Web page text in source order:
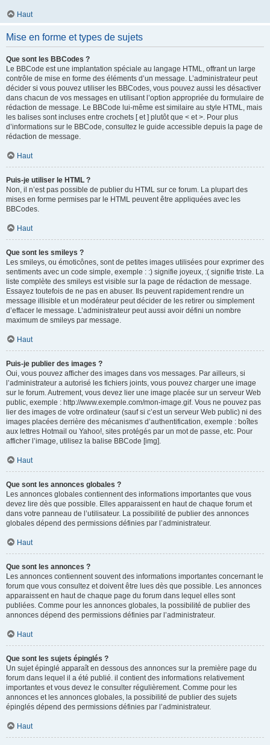
Haut
Mise en forme et types de sujets
Que sont les BBCodes ?
Le BBCode est une implantation spéciale au langage HTML, offrant un large
contrôle de mise en forme des éléments d’un message. L’administrateur peut
décider si vous pouvez utiliser les BBCodes, vous pouvez aussi les désactiver
dans chacun de vos messages en utilisant l’option appropriée du formulaire de
rédaction de message. Le BBCode lui-même est similaire au style HTML, mais
les balises sont incluses entre crochets [ et ] plutôt que < et >. Pour plus
d’informations sur le BBCode, consultez le guide accessible depuis la page de
rédaction de message.
Haut
Puis-je utiliser le HTML ?
Non, il n’est pas possible de publier du HTML sur ce forum. La plupart des
mises en forme permises par le HTML peuvent être appliquées avec les
BBCodes.
Haut
Que sont les smileys ?
Les smileys, ou émoticônes, sont de petites images utilisées pour exprimer des
sentiments avec un code simple, exemple : :) signifie joyeux, :( signifie triste. La
liste complète des smileys est visible sur la page de rédaction de message.
Essayez toutefois de ne pas en abuser. Ils peuvent rapidement rendre un
message illisible et un modérateur peut décider de les retirer ou simplement
d’effacer le message. L’administrateur peut aussi avoir défini un nombre
maximum de smileys par message.
Haut
Puis-je publier des images ?
Oui, vous pouvez afficher des images dans vos messages. Par ailleurs, si
l’administrateur a autorisé les fichiers joints, vous pouvez charger une image
sur le forum. Autrement, vous devez lier une image placée sur un serveur Web
public, exemple : http://www.exemple.com/mon-image.gif. Vous ne pouvez pas
lier des images de votre ordinateur (sauf si c’est un serveur Web public) ni des
images placées derrière des mécanismes d’authentification, exemple : boîtes
aux lettres Hotmail ou Yahoo!, sites protégés par un mot de passe, etc. Pour
afficher l’image, utilisez la balise BBCode [img].
Haut
Que sont les annonces globales ?
Les annonces globales contiennent des informations importantes que vous
devez lire dès que possible. Elles apparaissent en haut de chaque forum et
dans votre panneau de l’utilisateur. La possibilité de publier des annonces
globales dépend des permissions définies par l’administrateur.
Haut
Que sont les annonces ?
Les annonces contiennent souvent des informations importantes concernant le
forum que vous consultez et doivent être lues dès que possible. Les annonces
apparaissent en haut de chaque page du forum dans lequel elles sont
publiées. Comme pour les annonces globales, la possibilité de publier des
annonces dépend des permissions définies par l’administrateur.
Haut
Que sont les sujets épinglés ?
Un sujet épinglé apparaît en dessous des annonces sur la première page du
forum dans lequel il a été publié. il contient des informations relativement
importantes et vous devez le consulter régulièrement. Comme pour les
annonces et les annonces globales, la possibilité de publier des sujets
épinglés dépend des permissions définies par l’administrateur.
Haut